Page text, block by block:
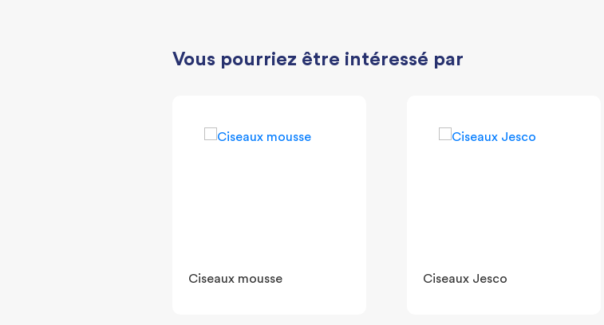
Vous pourriez être intéressé par
Ciseaux mousse Ciseaux Jesco